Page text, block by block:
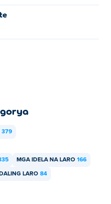
379
MGA IDELA NA LARO 166
LARO 84